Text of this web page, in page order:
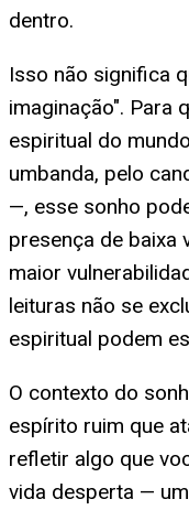
dentro.
Isso não significa
imaginação". Para
espiritual do
umbanda, pelo
—, esse sonho
presença de baixa
maior
leituras não se
espiritual podem
O contexto do
espírito ruim que
refletir algo que
vida desperta —